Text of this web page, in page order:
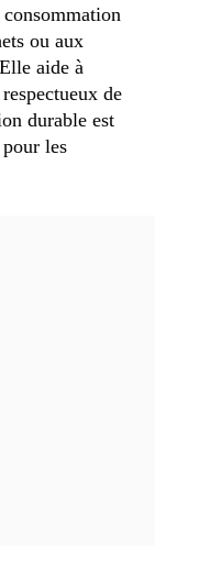
ou aux
aide à
de
durable est
les